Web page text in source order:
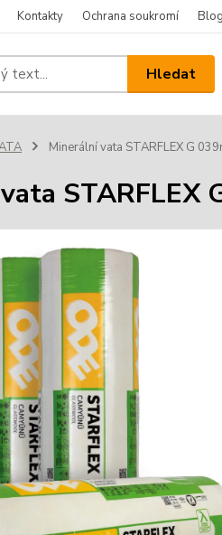
Kontakty Ochrana soukromí Blog
Hledat
Minerální vata STARFLEX G
STARFLEX